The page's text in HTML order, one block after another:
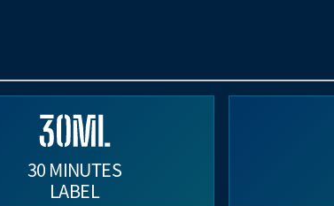
30 MINUTES
LABEL